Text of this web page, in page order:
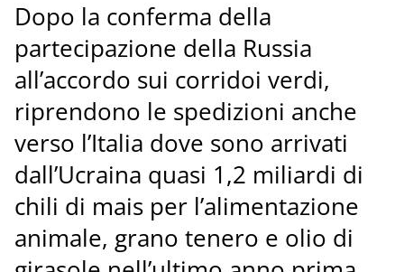
Dopo la conferma della
partecipazione della Russia
all’accordo sui corridoi verdi,
riprendono le spedizioni anche
verso l’Italia dove sono arrivati
dall’Ucraina quasi 1,2 miliardi di
chili di mais per l’alimentazione
animale, grano tenero e olio di